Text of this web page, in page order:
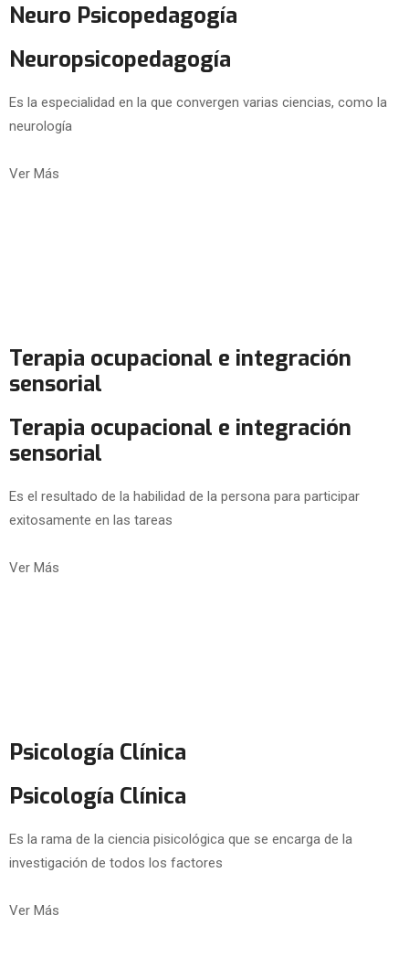
Neuro Psicopedagogía
Neuropsicopedagogía
Es la especialidad en la que convergen varias ciencias, como la
neurología
Ver Más
Terapia ocupacional e integración
sensorial
Terapia ocupacional e integración
sensorial
Es el resultado de la habilidad de la persona para participar
exitosamente en las tareas
Ver Más
Psicología Clínica
Psicología Clínica
Es la rama de la ciencia pisicológica que se encarga de la
investigación de todos los factores
Ver Más